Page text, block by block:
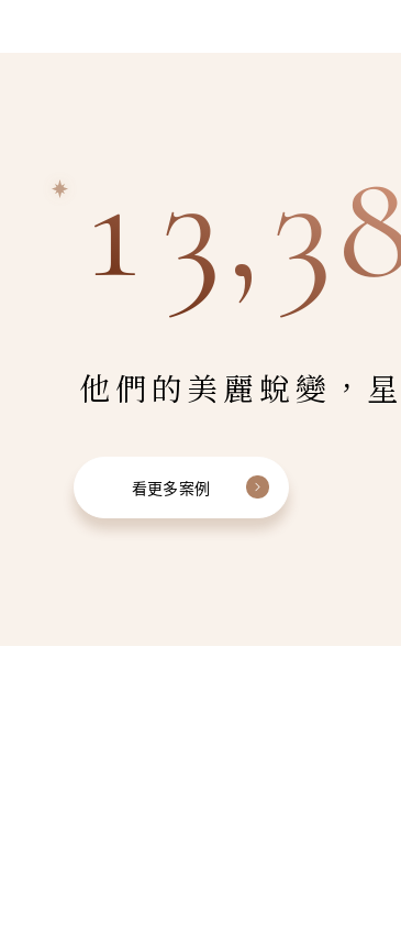
他們的美麗蛻變，
看更多案例